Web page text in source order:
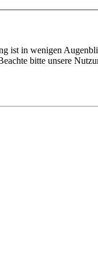
ist in wenigen
bitte unsere